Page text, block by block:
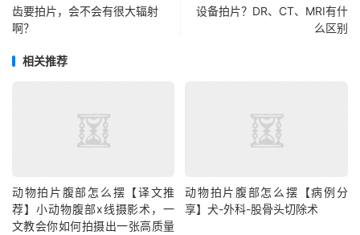
齿要拍片，会不会有很大辐射
啊？
设备拍片​？DR、CT、MRI有什
么区别
相关推荐
动物拍片腹部怎么摆【译文推
荐】小动物腹部x线摄影术，一
文教会你如何拍摄出一张高质量
动物拍片腹部怎么摆【病例分
享】犬-外科-股骨头切除术